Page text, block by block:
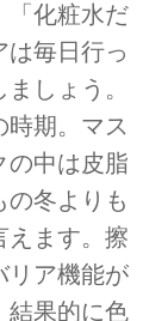
「化粧水だ
は毎日行っ
しょう。
時期。マス
の中は皮脂
の冬よりも
えます。擦
リア機能が
結果的に色